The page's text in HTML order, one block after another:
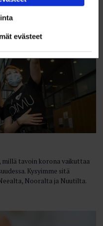
evästeet
millä tavoin korona vaikuttaa
Kysyimme sitä
Nooralta ja Nuutilta.